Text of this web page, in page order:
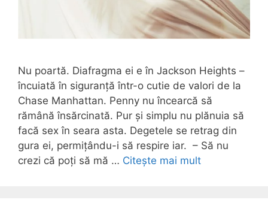
Nu poartă. Diafragma ei e în Jackson Heights –
încuiată în siguranță într-o cutie de valori de la
Chase Manhattan. Penny nu încearcă să
rămână însărcinată. Pur și simplu nu plănuia să
facă sex în seara asta. Degetele se retrag din
gura ei, permițându-i să respire iar. – Să nu
crezi că poți să mă … Citește mai mult